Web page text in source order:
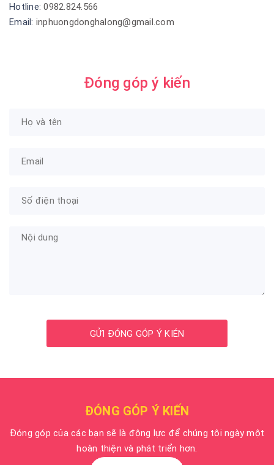
Hotline:0982.824.566
Email: inphuongdonghalong@gmail.com
Đóng góp ý kiến
GỬI ĐÓNG GÓP Ý KIÉN
ĐÓNG GÓP Ý KIẾN
Đóng góp của các bạn sẽ là động lực để chúng tôi ngày một
hoàn thiện và phát triển hơn.